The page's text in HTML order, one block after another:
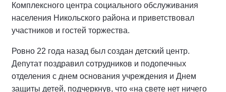
Комплексного центра социального обслуживания
населения Никольского района и приветствовал
участников и гостей торжества.
Ровно 22 года назад был создан детский центр.
Депутат поздравил сотрудников и подопечных
отделения с днем основания учреждения и Днем
защиты детей, подчеркнув, что «на свете нет ничего